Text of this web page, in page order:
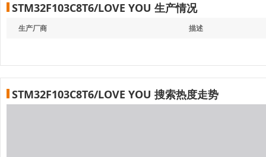
STM32F103C8T6/LOVE YOU 生产情况
生产厂商 描述
STM32F103C8T6/LOVE YOU 搜索热度走势